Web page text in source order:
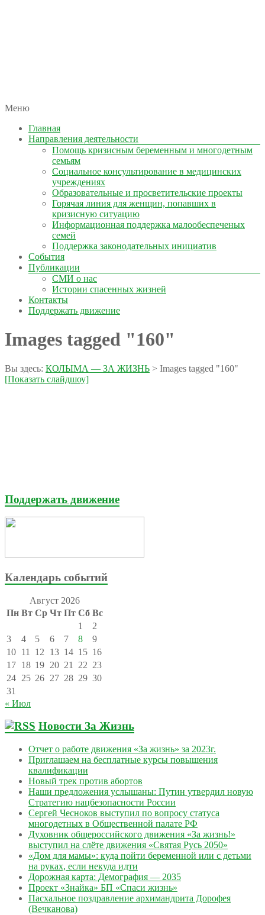
КОЛЫМА — ЗА ЖИЗНЬ
автономная некоммерческая организация
Меню
Главная
Направления деятельности
Помощь кризисным беременным и многодетным
семьям
Социальное консультирование в медицинских
учреждениях
Образовательные и просветительские проекты
Горячая линия для женщин, попавших в
кризисную ситуацию
Информационная поддержка малообеспеченых
семей
Поддержка законодательных инициатив
События
Публикации
СМИ о нас
Истории спасенных жизней
Контакты
Поддержать движение
Images tagged "160"
Вы здесь: КОЛЫМА — ЗА ЖИЗНЬ > Images tagged "160"
[Показать слайдшоу]
Поддержать движение
Календарь событий
Август 2026
Пн Вт Ср Чт Пт Сб Вс
1
2
3
4 5 6 7 8
9
10 11 12 13 14 15 16
17 18 19 20 21 22 23
24 25 26 27 28 29 30
31
« Июл
Новости За Жизнь
Отчет о работе движения «За жизнь» за 2023г.
Приглашаем на бесплатные курсы повышения
квалификации
Новый трек против абортов
Наши предложения услышаны: Путин утвердил новую
Стратегию нацбезопасности России
Сергей Чесноков выступил по вопросу статуса
многодетных в Общественной палате РФ
Духовник общероссийского движения «За жизнь!»
выступил на слёте движения «Святая Русь 2050»
«Дом для мамы»: куда пойти беременной или с детьми
на руках, если некуда идти
Дорожная карта: Демография — 2035
Проект «Знайка» БП «Спаси жизнь»
Пасхальное поздравление архимандрита Дорофея
(Вечканова)